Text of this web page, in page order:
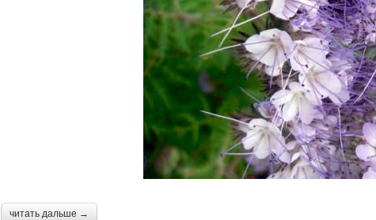
читать дальше →